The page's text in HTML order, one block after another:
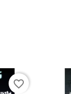
favorite_border